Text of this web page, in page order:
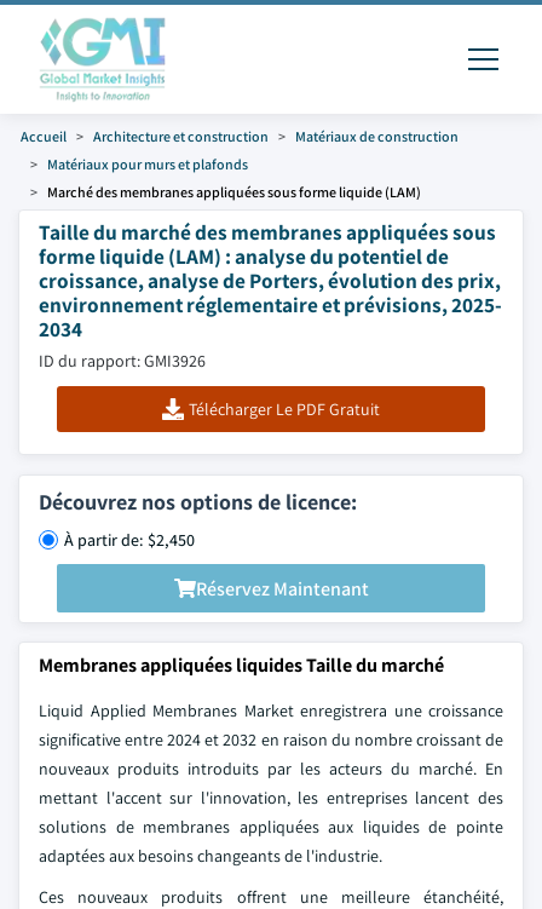
Accueil Architecture et construction
Matériaux de construction
Matériaux pour murs et plafonds
Marché des membranes appliquées sous forme liquide (LAM)
Taille du marché des membranes appliquées sous
forme liquide (LAM) : analyse du potentiel de
croissance, analyse de Porters, évolution des prix,
environnement réglementaire et prévisions, 2025-
2034
ID du rapport: GMI3926
Télécharger Le PDF Gratuit
Découvrez nos options de licence:
À partir de: $2,450
Réservez Maintenant
Membranes appliquées liquides Taille du marché
Liquid Applied Membranes Market enregistrera une croissance
significative entre 2024 et 2032 en raison du nombre croissant de
nouveaux produits introduits par les acteurs du marché. En
mettant l'accent sur l'innovation, les entreprises lancent des
solutions de membranes appliquées aux liquides de pointe
adaptées aux besoins changeants de l'industrie.
Ces nouveaux produits offrent une meilleure étanchéité,